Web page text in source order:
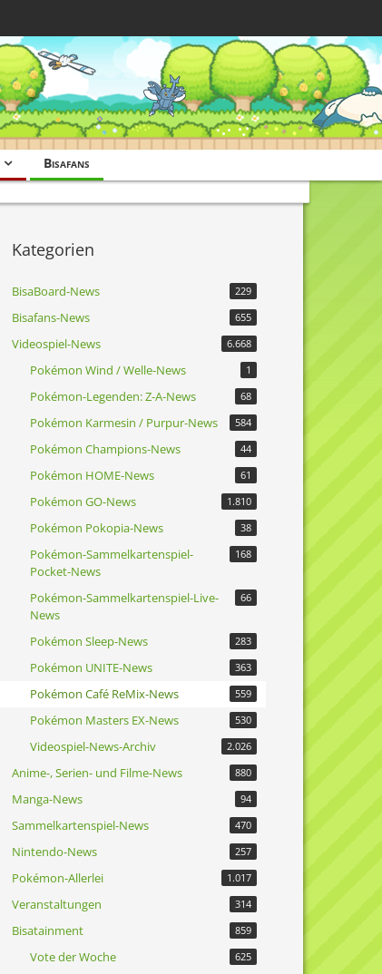
Bisafans
Kategorien
BisaBoard-News 229
Bisafans-News 655
Videospiel-News 6.668
Pokémon Wind / Welle-News 1
Pokémon-Legenden: Z-A-News 68
Pokémon Karmesin / Purpur-News 584
Pokémon Champions-News 44
Pokémon HOME-News 61
Pokémon GO-News 1.810
Pokémon Pokopia-News 38
Pokémon-Sammelkartenspiel-
Pocket-News
168
Pokémon-Sammelkartenspiel-Live-
News
66
Pokémon Sleep-News 283
Pokémon UNITE-News 363
Pokémon Café ReMix-News 559
Pokémon Masters EX-News 530
Videospiel-News-Archiv 2.026
Anime-, Serien- und Filme-News 880
Manga-News 94
Sammelkartenspiel-News 470
Nintendo-News 257
Pokémon-Allerlei 1.017
Veranstaltungen 314
Bisatainment 859
Vote der Woche 625